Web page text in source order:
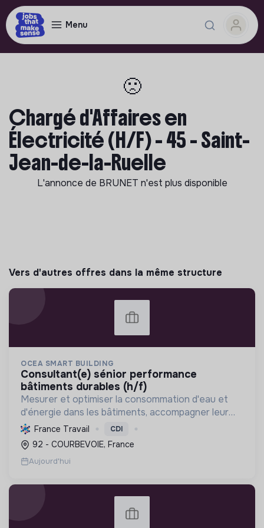
Menu
🙁
Chargé d'Affaires en
Électricité (H/F) - 45 - Saint-
Jean-de-la-Ruelle
L'annonce de BRUNET n'est plus disponible
Vers d'autres offres dans la même structure
OCEA SMART BUILDING
consultant(e) sénior performance
bâtiments durables (h/f)
Mesurer et optimiser la consommation d'eau et
d'énergie dans les bâtiments, accompagner leur
décarbonation et la conformité réglementaire
pour une transition énergétique durable.
France Travail CDI
92 - COURBEVOIE, France
Aujourd'hui